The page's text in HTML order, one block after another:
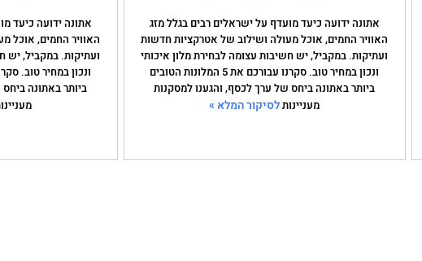
אתונה ידועה כיעד מועדף על ישראלים רבים בגלל מזג
האוויר החמים, אוכל מעולה ושילוב של אטרקציות חדשות
ועתיקות. במקביל, יש חשיבות עצומה לבחירת מלון איכותי
ונכון במחיר טוב. סקרנו עבורכם את 5 המלונות הטובים
ביותר באתונה ביחס של ערך לכסף, והגענו למסקנות
מעניינותלסיקור המלא »
אתונה ידועה כיעד
האוויר החמים, אוכל
ועתיקות. במקביל, יש
ביותר באתונה